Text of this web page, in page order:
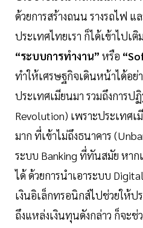
ด้วยการสร้างถนน รางรถไฟ แ
ประเทศไทยเรา ก็ได้เข้าไป
“ระบบการทำงาน” หรือ
ทำให้เศรษฐกิจเดินหน้าได้อย่
ประเทศเมียนมา รวมถึงการป
Revolution) เพราะประเทศ
มาก ที่เข้าไม่ถึงธนาคาร
ระบบ Banking ที่ทันสมัย หาก
ได้ ด้วยการนำเอาระบบ
เงินอิเล็กทรอนิกส์ไปช่วยให้ป
ถึงแหล่งเงินทุนดังกล่าว ก็จะช่